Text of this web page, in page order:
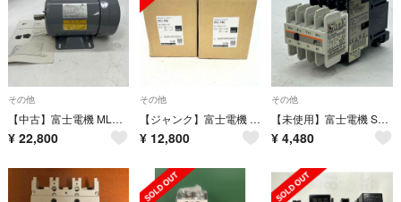
その他
【中古】富士電機 MLH8075B-4 0.4kW-4P 200/200-220V 屋外形モータ(全閉外扇形 脚取付)
¥ 22,800
その他
【ジャンク】富士電機 標準形電磁接触器 SC-N6 コイル200V 2a2b 2個セット（現状販売）
¥ 12,800
その他
【未使用】富士電機 SH-4 ｺｲﾙAC200V 4A4B 標準形 補助継電器
¥ 4,480